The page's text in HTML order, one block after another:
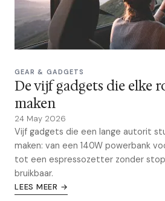
GEAR & GADGETS
De vijf gadgets die elke
maken
24 May 2026
Vijf gadgets die een lange autorit
maken: van een 140W powerbank
tot een espressozetter zonder
bruikbaar.
LEES MEER →